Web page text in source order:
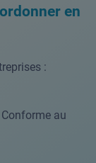
en
:
Conforme au